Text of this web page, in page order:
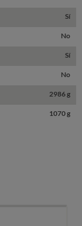
Sí
No
Sí
No
2986 g
1070 g